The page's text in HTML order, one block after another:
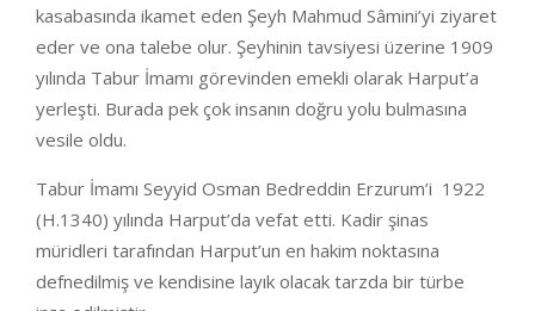
kasabasında ikamet eden Şeyh Mahmud Sâmini’yi ziyaret
eder ve ona talebe olur. Şeyhinin tavsiyesi üzerine 1909
yılında Tabur İmamı görevinden emekli olarak Harput’a
yerleşti. Burada pek çok insanın doğru yolu bulmasına
vesile oldu.
Tabur İmamı Seyyid Osman Bedreddin Erzurum’i 1922
(H.1340) yılında Harput’da vefat etti. Kadir şinas
müridleri tarafından Harput’un en hakim noktasına
defnedilmiş ve kendisine layık olacak tarzda bir türbe